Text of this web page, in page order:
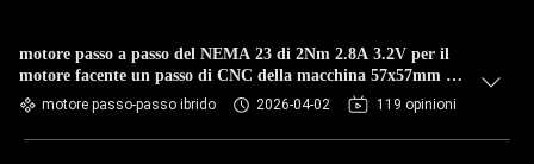
motore passo a passo del NEMA 23 di 2Nm 2.8A 3.2V per il
motore facente un passo di CNC della macchina 57x57mm di
CNCmotore passo-passo ibrido 2026-04-02 119 opinioni